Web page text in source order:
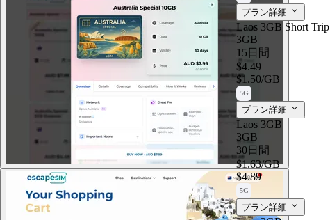
プラン詳細
Laos 3GB Short Trip
3GB
15日間
$4.49
$1.50/GB
5G
プラン詳細
Laos 3GB
3GB
30日間
$1.63/GB
$4.89
5G
プラン詳細